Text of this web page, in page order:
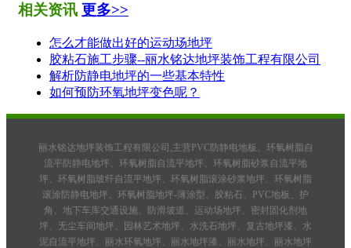
相关资讯 更多>>
怎么才能做出好的运动场地坪
胶粘石施工步骤--丽水铭达地坪装饰工程有限公司
解析防静电地坪的一些基本特性
如何预防环氧地坪变色呢？
丽水铭达地坪装饰工程有限公司,主营PVC防静电地板、环氧树脂自
流平防静电地坪、环氧树脂自流平地坪、环氧树脂砂浆自流平地
坪、环氧树脂玻纤自流平地坪、环氧树脂滚涂砂浆地坪、环氧树脂
滚涂防静电地坪、环氧树脂地坪-薄涂型、胶粘石、PVC地板、护
角、地下车库交通设施、防滑坡道、运动场地坪、密封固化剂地
坪、无尘车间地坪、园林艺术地坪、水洗石地坪、复古地坪漆、水
泥自流平地坪、丽水环氧地坪、丽水地坪漆、丽水地坪、丽水地坪